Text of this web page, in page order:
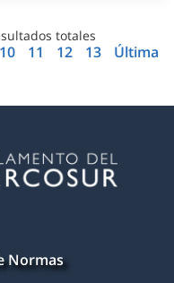
totales
10 11 12 13 Última
Normas